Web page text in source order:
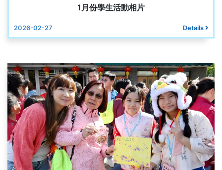
1月份學生活動相片
2026-02-27 Details